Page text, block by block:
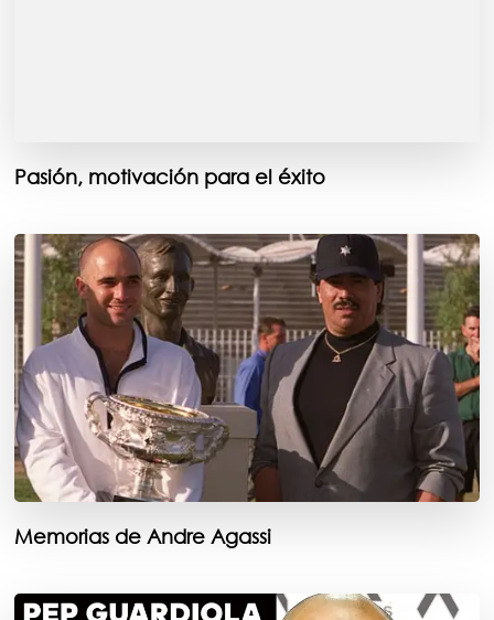
Pasión, motivación para el éxito
Memorias de Andre Agassi